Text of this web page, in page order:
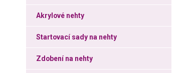
Akrylové nehty
Startovací sady na nehty
Zdobení na nehty